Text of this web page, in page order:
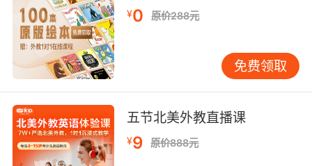
他再未结婚 而且即使他建了新房 也从未搬出和前
妻一起住的地方
¥0 原价288元
免费领取
五节北美外教直播课
¥9 原价888元